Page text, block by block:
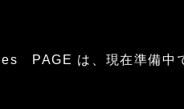
PAGE は、現在準備中